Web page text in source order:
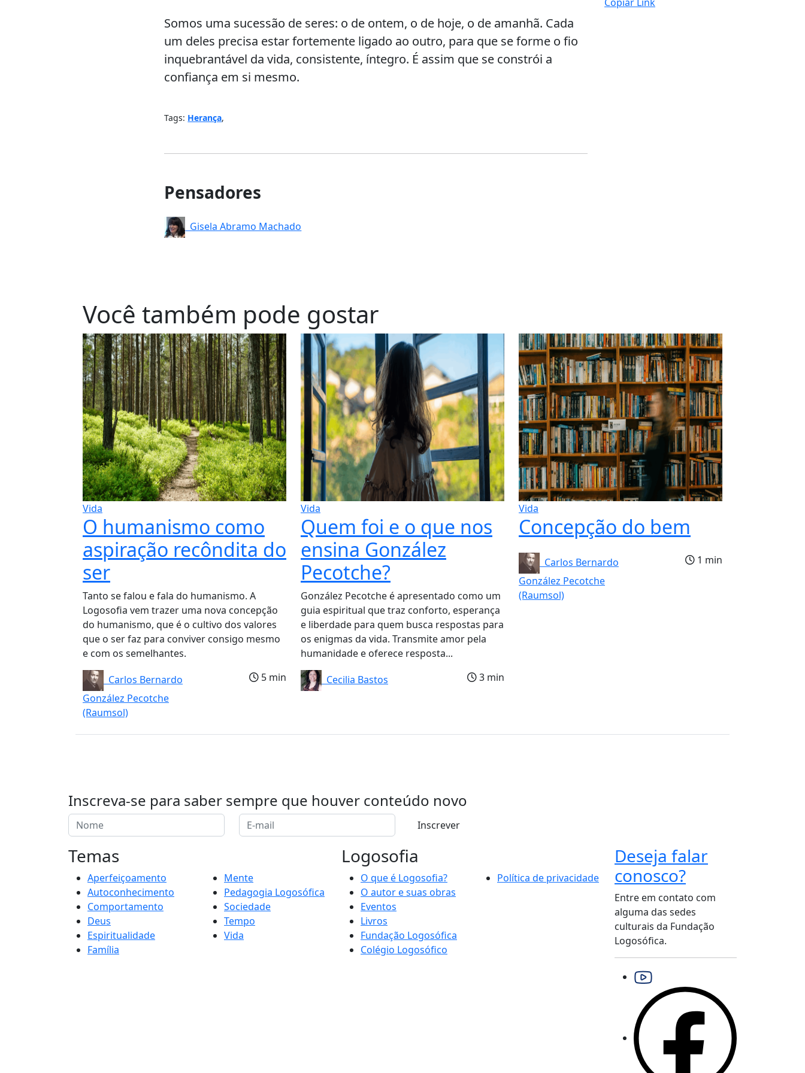
Somos uma sucessão de seres: o de ontem, o de hoje, o de amanhã. Cada
um deles precisa estar fortemente ligado ao outro, para que se forme o fio
inquebrantável da vida, consistente, íntegro. É assim que se constrói a
confiança em si mesmo.
Tags: Herança,
Pensadores
Gisela Abramo Machado
Você também pode gostar
Vida
O humanismo como
aspiração recôndita do
ser
Tanto se falou e fala do humanismo. A
Logosofia vem trazer uma nova concepção
do humanismo, que é o cultivo dos valores
que o ser faz para conviver consigo mesmo
e com os semelhantes.
Carlos Bernardo
González Pecotche
(Raumsol)
5 min
Vida
Quem foi e o que nos
ensina González
Pecotche?
González Pecotche é apresentado como um
guia espiritual que traz conforto, esperança
e liberdade para quem busca respostas para
os enigmas da vida. Transmite amor pela
humanidade e oferece resposta...
Cecilia Bastos
3 min
Vida
Concepção do bem
Carlos Bernardo
González Pecotche
(Raumsol)
1 min
Inscreva-se para saber sempre que houver conteúdo novo
Inscrever
Temas
Aperfeiçoamento
Autoconhecimento
Comportamento
Deus
Espiritualidade
Família
Mente
Pedagogia Logosófica
Sociedade
Tempo
Vida
Logosofia
O que é Logosofia?
O autor e suas obras
Eventos
Livros
Fundação Logosófica
Colégio Logosófico
Política de privacidade
Deseja falar
conosco?
Entre em contato com
alguma das sedes
culturais da Fundação
Logosófica.